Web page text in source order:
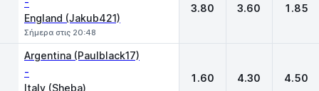
England (Jakub421)
Σήμερα στις 20:48
3.80 3.60 1.85
Argentina (Paulblack17)
-
Italy (Sheba)
1.60 4.30 4.50